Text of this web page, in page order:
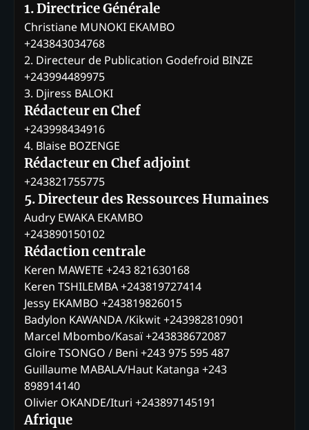
1. Directrice Générale
Christiane MUNOKI EKAMBO
+243843034768
2. Directeur de Publication Godefroid BINZE
+243994489975
3. Djiress BALOKI
Rédacteur en Chef
+243998434916
4. Blaise BOZENGE
Rédacteur en Chef adjoint
+243821755775
5. Directeur des Ressources Humaines
Audry EWAKA EKAMBO
+243890150102
Rédaction centrale
Keren MAWETE +243 821630168
Keren TSHILEMBA +243819727414
Jessy EKAMBO +243819826015
Badylon KAWANDA /Kikwit +243982810901
Marcel Mbombo/Kasaï +243838672087
Gloire TSONGO / Beni +243 975 595 487
Guillaume MABALA/Haut Katanga +243
898914140
Olivier OKANDE/Ituri +243897145191
Afrique